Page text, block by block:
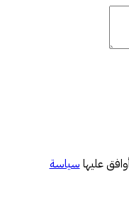
عليها سياسة